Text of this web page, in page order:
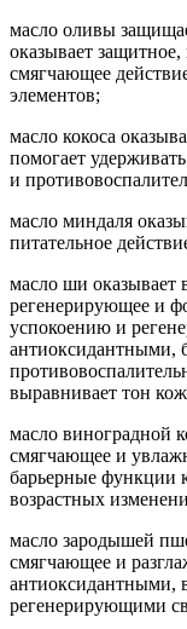
масло оливы
оказывает
смягчающее
элементов;
масло кокоса
помогает
и
масло миндаля
питательное
масло ши оказывает
регенерирующее и
успокоению и
антиоксидантными,
выравнивает тон
масло виноградной
смягчающее и
барьерные функции
возрастных
масло зародышей
смягчающее и
антиоксидантными,
регенерирующими